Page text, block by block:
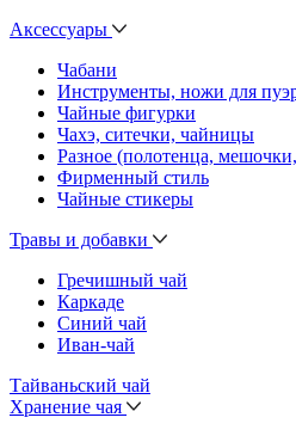
Аксессуары
Чабани
Инструменты, ножи для
Чайные фигурки
Чахэ, ситечки, чайницы
Разное (полотенца,
Фирменный стиль
Чайные стикеры
Травы и добавки
Гречишный чай
Каркаде
Синий чай
Иван-чай
Тайваньский чай
Хранение чая